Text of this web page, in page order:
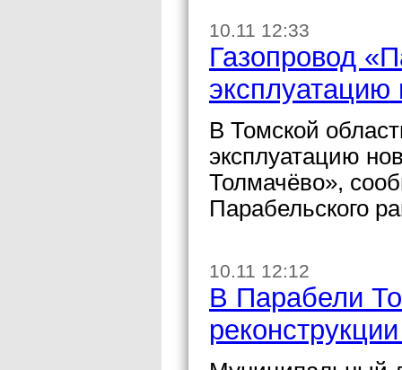
10.11 12:33
Газопровод
эксплуатацию
В Томской
эксплуатацию
Толмачёво»,
Парабельского
10.11 12:12
В Парабели